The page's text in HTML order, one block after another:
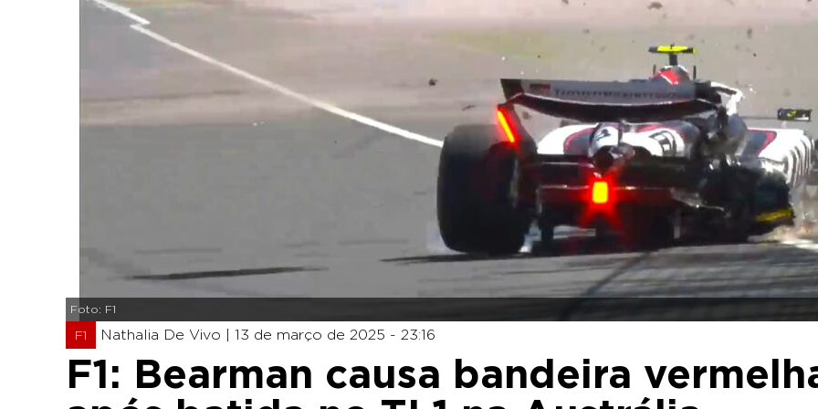
Foto: F1
F1 Nathalia De Vivo | 13 de março de 2025 - 23:16
F1: Bearman causa bandeira